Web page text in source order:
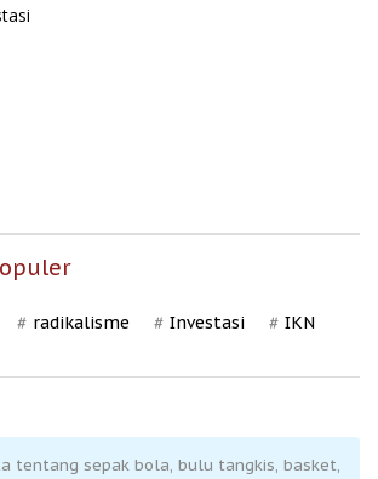
radikalisme Investasi IKN
tentang sepak bola, bulu tangkis, basket,